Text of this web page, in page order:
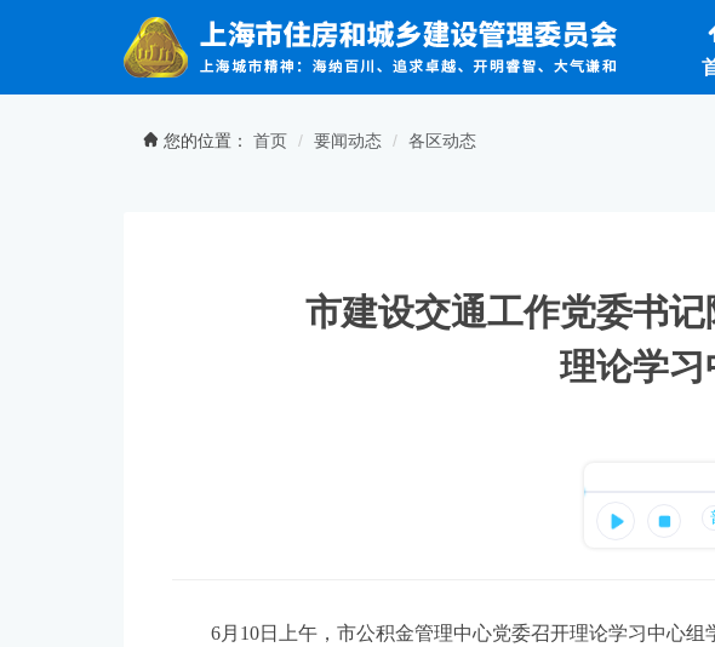
您的位置： 首页 要闻动态 各区动态
市建设交通工作党委书
理论学
6月10日上午，市公积金管理中心党委召开理论学习中心组